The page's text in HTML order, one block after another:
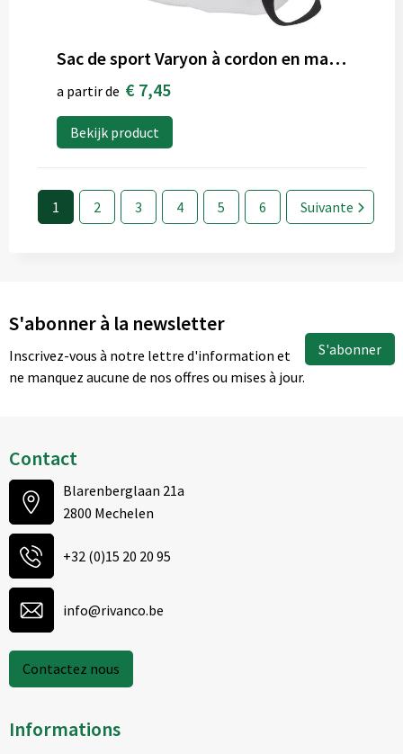
Sac de sport Varyon à cordon en matériaux recyclés certifiés GRS avec compartiment inférieur de 18 L
a partir de € 7,45
Bekijk product
1 2 3 4 5 6 Suivante
S'abonner à la newsletter
Inscrivez-vous à notre lettre d'information et
ne manquez aucune de nos offres ou mises à jour.
S'abonner
Contact
Blarenberglaan 21a
2800 Mechelen
+32 (0)15 20 20 95
info@rivanco.be
Contactez nous
Informations